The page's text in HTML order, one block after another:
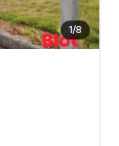
1/8